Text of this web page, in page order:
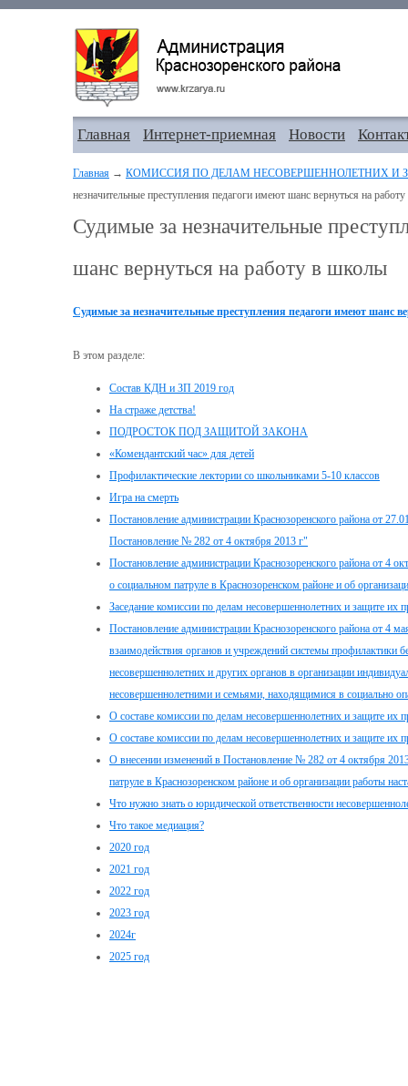
Главная Интернет-приемная Новости
Главная → КОМИССИЯ ПО ДЕЛАМ НЕСОВЕРШЕННОЛЕТНИХ И
незначительные преступления педагоги имеют шанс вернуться на
Судимые за незначительные
шанс вернуться на работу в школы
Судимые за незначительные преступления педагоги имеют шанс
В этом разделе:
Состав КДН и ЗП 2019 год
На страже детства!
ПОДРОСТОК ПОД ЗАЩИТОЙ ЗАКОНА
«Комендантский час» для детей
Профилактические лектории со школьниками 5-10 классов
Игра на смерть
Постановление администрации Краснозоренского района от
Постановление № 282 от 4 октября 2013 г"
Постановление администрации Краснозоренского района от 4
о социальном патруле в Краснозоренском районе и об
Заседание комиссии по делам несовершеннолетних и защите их
Постановление администрации Краснозоренского района от 4
взаимодействия органов и учреждений системы профилактики
несовершеннолетних и других органов в организации
несовершеннолетними и семьями, находящимися в социально
О составе комиссии по делам несовершеннолетних и защите их
О составе комиссии по делам несовершеннолетних и защите их
О внесении изменений в Постановление № 282 от 4 октября
патруле в Краснозоренском районе и об организации работы
Что нужно знать о юридической ответственности
Что такое медиация?
2020 год
2021 год
2022 год
2023 год
2024г
2025 год